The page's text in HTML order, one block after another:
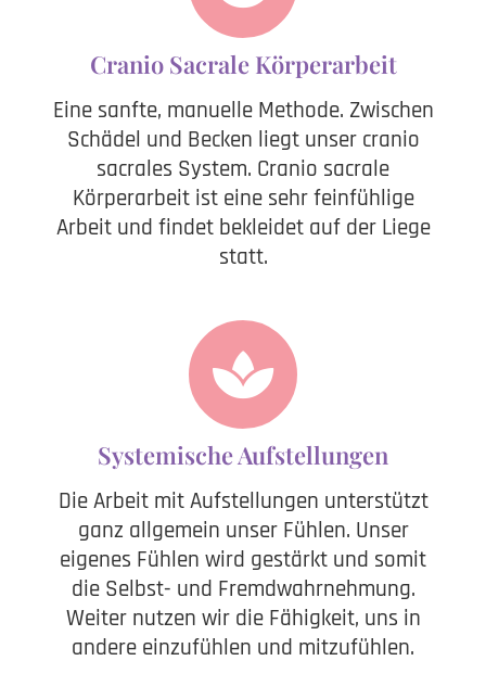
Cranio Sacrale Körperarbeit
Eine sanfte, manuelle Methode. Zwischen
Schädel und Becken liegt unser cranio
sacrales System. Cranio sacrale
Körperarbeit ist eine sehr feinfühlige
Arbeit und findet bekleidet auf der Liege
statt.
Systemische Aufstellungen
Die Arbeit mit Aufstellungen unterstützt
ganz allgemein unser Fühlen. Unser
eigenes Fühlen wird gestärkt und somit
die Selbst- und Fremdwahrnehmung.
Weiter nutzen wir die Fähigkeit, uns in
andere einzufühlen und mitzufühlen.